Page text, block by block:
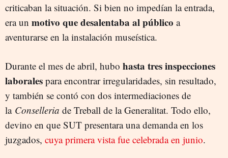
criticaban la situación. Si bien no impedían la entrada,
era un motivo que desalentaba al público a
aventurarse en la instalación museística.
Durante el mes de abril, hubo hasta tres inspecciones
laborales para encontrar irregularidades, sin resultado,
y también se contó con dos intermediaciones de
la Conselleria de Treball de la Generalitat. Todo ello,
devino en que SUT presentara una demanda en los
juzgados, cuya primera vista fue celebrada en junio.